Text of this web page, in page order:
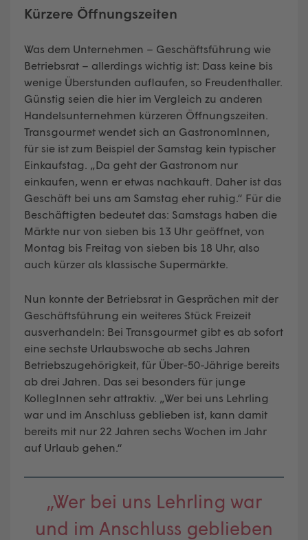
Kürzere Öffnungszeiten
Was dem Unternehmen – Geschäftsführung wie
Betriebsrat – allerdings wichtig ist: Dass keine bis
wenige Überstunden auflaufen, so Freudenthaller.
Günstig seien die hier im Vergleich zu anderen
Handelsunternehmen kürzeren Öffnungszeiten.
Transgourmet wendet sich an GastronomInnen,
für sie ist zum Beispiel der Samstag kein typischer
Einkaufstag. „Da geht der Gastronom nur
einkaufen, wenn er etwas nachkauft. Daher ist das
Geschäft bei uns am Samstag eher ruhig.“ Für die
Beschäftigten bedeutet das: Samstags haben die
Märkte nur von sieben bis 13 Uhr geöffnet, von
Montag bis Freitag von sieben bis 18 Uhr, also
auch kürzer als klassische Supermärkte.
Nun konnte der Betriebsrat in Gesprächen mit der
Geschäftsführung ein weiteres Stück Freizeit
ausverhandeln: Bei Transgourmet gibt es ab sofort
eine sechste Urlaubswoche ab sechs Jahren
Betriebszugehörigkeit, für Über-50-Jährige bereits
ab drei Jahren. Das sei besonders für junge
KollegInnen sehr attraktiv. „Wer bei uns Lehrling
war und im Anschluss geblieben ist, kann damit
bereits mit nur 22 Jahren sechs Wochen im Jahr
auf Urlaub gehen.“
„Wer bei uns Lehrling war
und im Anschluss geblieben